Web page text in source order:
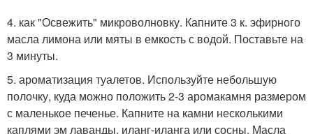
4. как "Освежить" микроволновку. Капните 3 к. эфирного
масла лимона или мяты в емкость с водой. Поставьте на
3 минуты.
5. ароматизация туалетов. Используйте небольшую
полочку, куда можно положить 2-3 аромакамня размером
с маленькое печенье. Капните на камни несколькими
каплями эм лаванды, иланг-иланга или сосны. Масла